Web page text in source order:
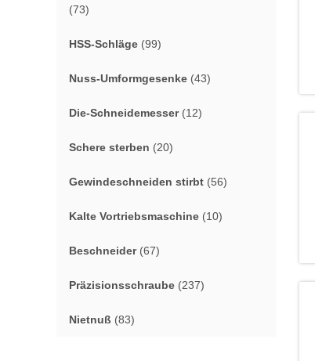
(73)
HSS-Schläge (99)
Nuss-Umformgesenke (43)
Die-Schneidemesser(12)
Schere sterben (20)
Gewindeschneiden stirbt (56)
Kalte Vortriebsmaschine (10)
Beschneider(67)
Präzisionsschraube (237)
Nietnuß (83)